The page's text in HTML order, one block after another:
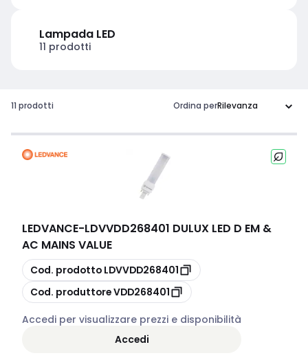
Lampada LED
11 prodotti
11 prodotti Ordina per
LEDVANCE-LDVVDD268401 DULUX LED D EM &
AC MAINS VALUE
copia
Cod. prodotto LDVVDD268401
copia
Cod. produttoreVDD268401
Accedi per visualizzare prezzi e disponibilità
Accedi